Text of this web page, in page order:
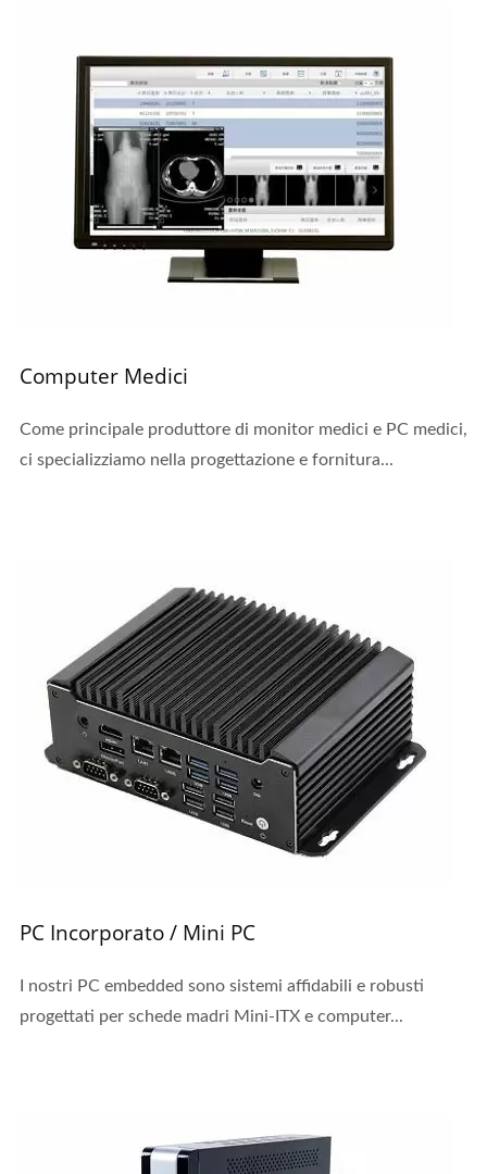
Computer Medici
Come principale produttore di monitor medici e PC medici,
ci specializziamo nella progettazione e fornitura...
PC Incorporato / Mini PC
I nostri PC embedded sono sistemi affidabili e robusti
progettati per schede madri Mini-ITX e computer...